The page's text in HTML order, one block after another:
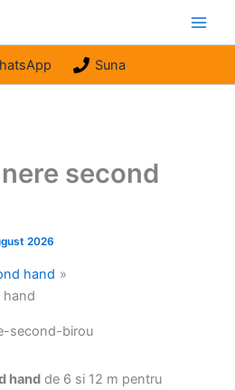
Suna
second
2026
hand
hand
hand de 6 si 12 m pentru